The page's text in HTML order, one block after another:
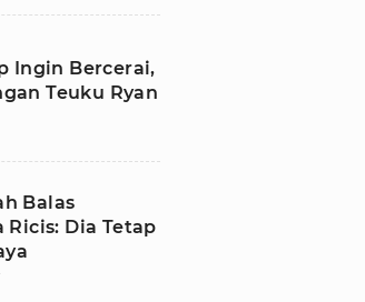
Ingin Bercerai,
Teuku Ryan
Balas
Ricis: Dia Tetap